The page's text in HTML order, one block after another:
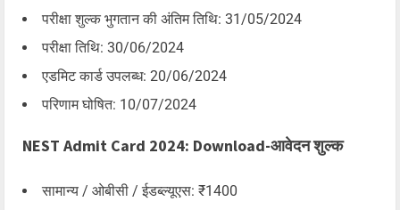
परीक्षा शुल्क भुगतान की अंतिम तिथि: 31/05/2024
परीक्षा तिथि: 30/06/2024
एडमिट कार्ड उपलब्ध: 20/06/2024
परिणाम घोषित: 10/07/2024
NEST Admit Card 2024: Download-आवेदन शुल्क
सामान्य / ओबीसी / ईडब्ल्यूएस: ₹1400